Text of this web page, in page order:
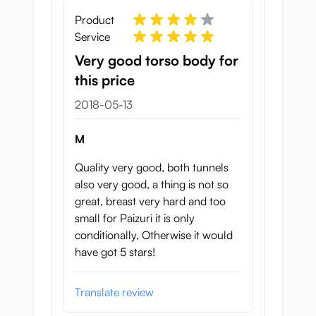
Mitt i tunneln finns en stark kurva som
slutar i livmodern.
Analtunneln är rakare och ganska tät. Den
bidrar även med utbuktningar och hål för
stimulering. Det finns fem faser i
analtunneln, något du tydligt känner under
penetration.
Egenskaper Nikutai
Kankei 7,5kg Torso Body
Dimensioner: 475 x 330 x 180 mm
Flexibel rygg
Product
Service
Very good torso body for
this price
13 maj 2018
2018-05-13
M
Quality very good, both tunnels
also very good, a thing is not so
great, breast very hard and too
small for Paizuri it is only
conditionally, Otherwise it would
have got 5 stars!
Translate review